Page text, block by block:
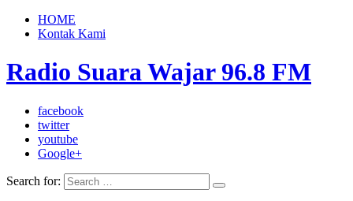
HOME
Kontak Kami
Radio Suara Wajar 96.8 FM
facebook
twitter
youtube
Google+
Search for: